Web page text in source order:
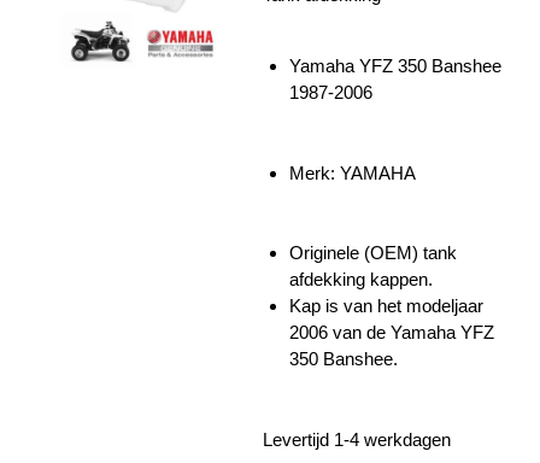
Yamaha YFZ 350 Banshee
1987-2006
Merk: YAMAHA
Originele (OEM) tank
afdekking kappen.
Kap is van het modeljaar
2006 van de Yamaha YFZ
350 Banshee.
Levertijd 1-4 werkdagen